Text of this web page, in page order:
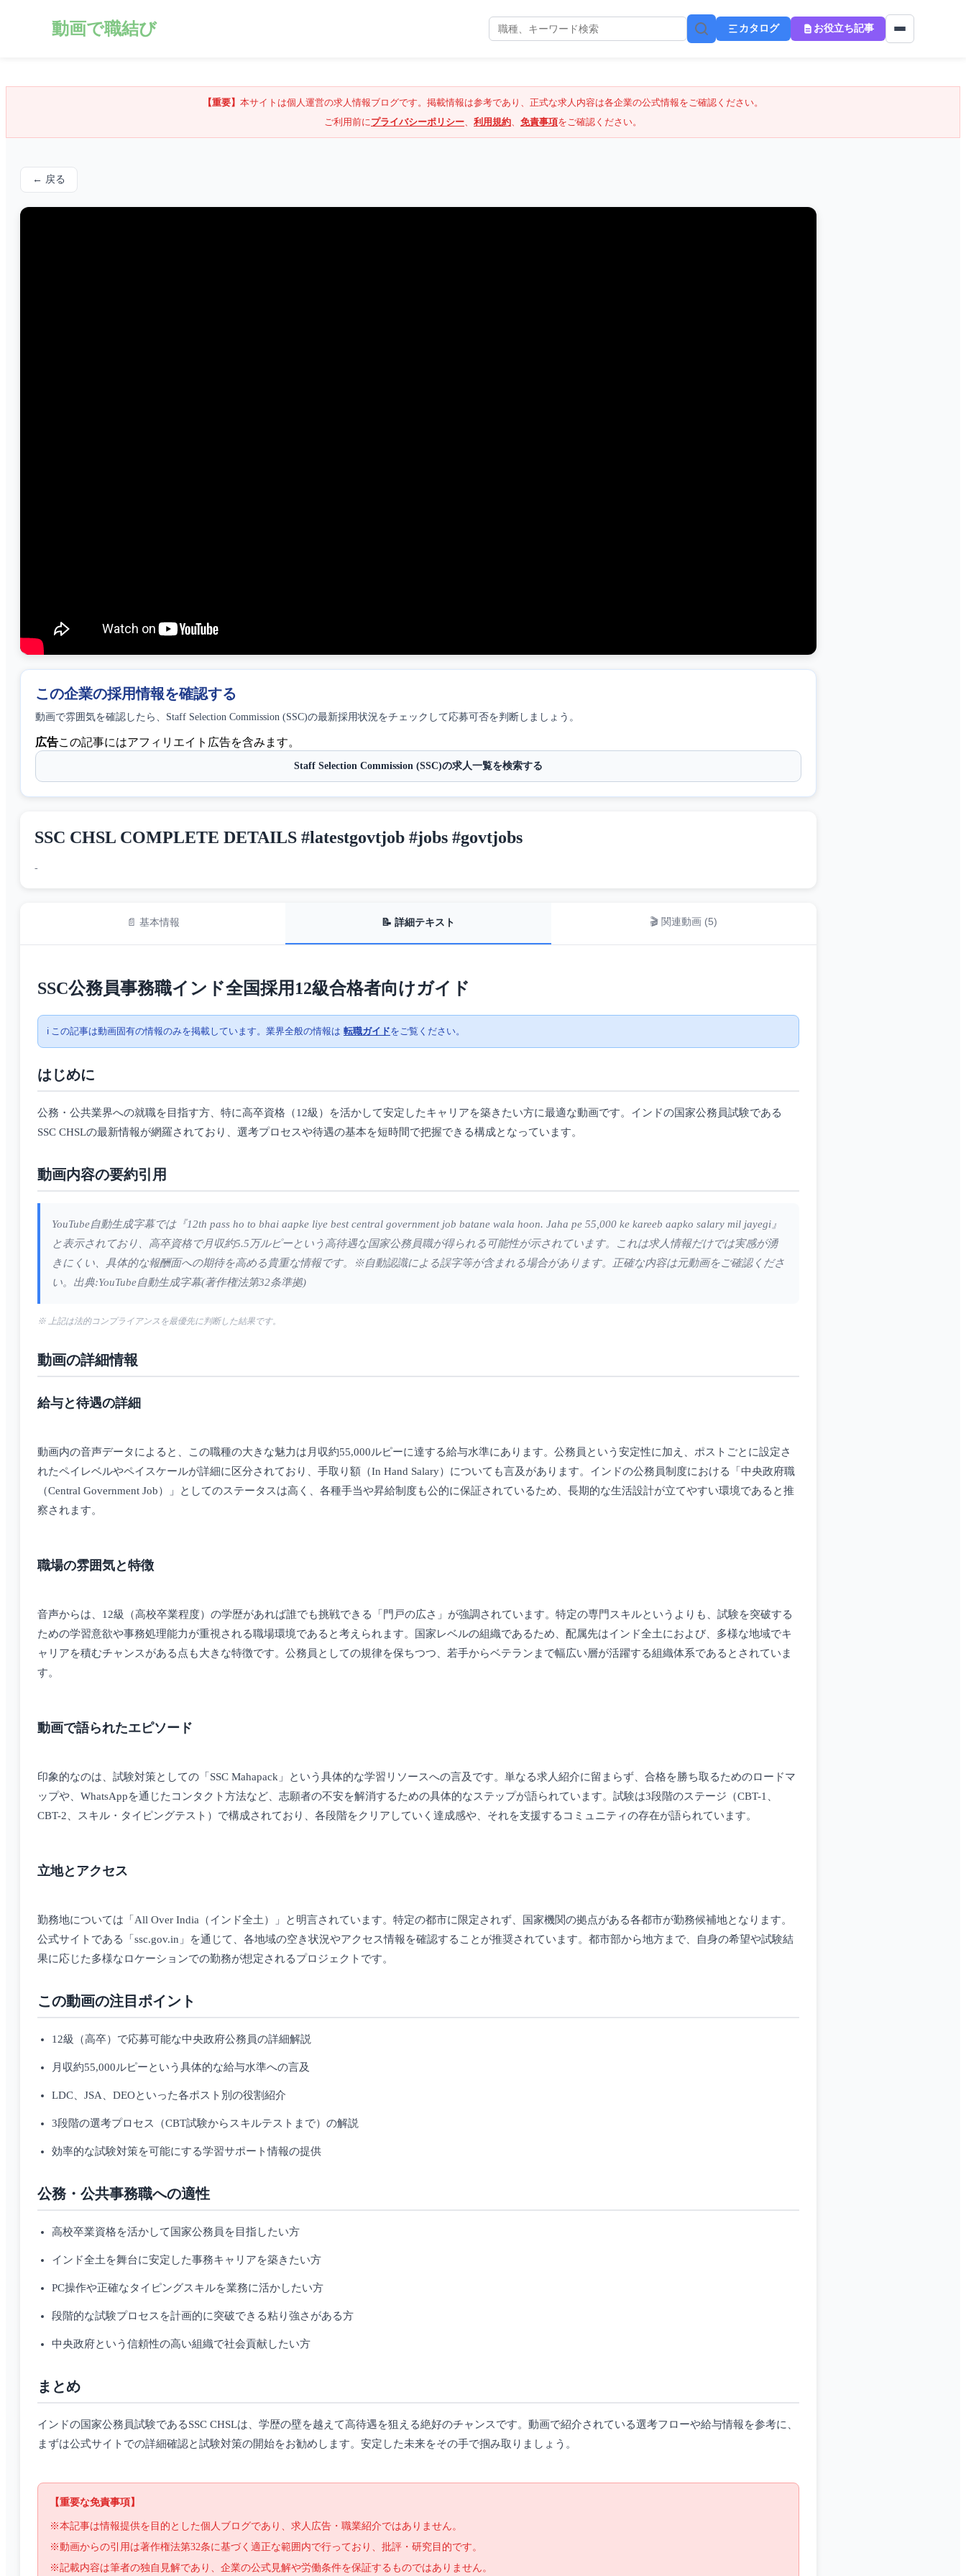
動画で職結び カタログ お役立ち記事
【重要】 本サイトは個人運営の求人情報ブログです。掲載情報は参考であり、正式な求人内容は各企業の公式情報をご確認ください。
ご利用前にプライバシーポリシー、 利用規約、 免責事項をご確認ください。
← 戻る
この企業の採用情報を確認する
動画で雰囲気を確認したら、 Staff Selection Commission (SSC)の最新採用状況をチェックして応募可否を判断しましょう。
広告この記事にはアフィリエイト広告を含みます。
Staff Selection Commission (SSC)の求人一覧を検索する
SSC CHSL COMPLETE DETAILS #latestgovtjob #jobs #govtjobs
-
📄 基本情報 📝 詳細テキスト 🎬 関連動画 (5)
SSC公務員事務職インド全国採用12級合格者向けガイド
ℹ️ この記事は動画固有の情報のみを掲載しています。業界全般の情報は 転職ガイドをご覧ください。
はじめに
公務・公共業界への就職を目指す方、特に高卒資格（12級）を活かして安定したキャリアを築きたい方に最適な動画です。インドの国家公務員試験である
SSC CHSLの最新情報が網羅されており、選考プロセスや待遇の基本を短時間で把握できる構成となっています。
動画内容の要約引用
YouTube自動生成字幕では『12th pass ho to bhai aapke liye best central government job batane wala hoon. Jaha pe 55,000 ke kareeb aapko salary mil jayegi』
と表示されており、高卒資格で月収約5.5万ルピーという高待遇な国家公務員職が得られる可能性が示されています。これは求人情報だけでは実感が湧
きにくい、具体的な報酬面への期待を高める貴重な情報です。※自動認識による誤字等が含まれる場合があります。正確な内容は元動画をご確認くださ
い。出典:YouTube自動生成字幕(著作権法第32条準拠)
※ 上記は法的コンプライアンスを最優先に判断した結果です。
動画の詳細情報
給与と待遇の詳細
動画内の音声データによると、この職種の大きな魅力は月収約55,000ルピーに達する給与水準にあります。公務員という安定性に加え、ポストごとに設定さ
れたペイレベルやペイスケールが詳細に区分されており、手取り額（In Hand Salary）についても言及があります。インドの公務員制度における「中央政府職
（Central Government Job）」としてのステータスは高く、各種手当や昇給制度も公的に保証されているため、長期的な生活設計が立てやすい環境であると推
察されます。
職場の雰囲気と特徴
音声からは、12級（高校卒業程度）の学歴があれば誰でも挑戦できる「門戸の広さ」が強調されています。特定の専門スキルというよりも、試験を突破する
ための学習意欲や事務処理能力が重視される職場環境であると考えられます。国家レベルの組織であるため、配属先はインド全土におよび、多様な地域でキ
ャリアを積むチャンスがある点も大きな特徴です。公務員としての規律を保ちつつ、若手からベテランまで幅広い層が活躍する組織体系であるとされていま
す。
動画で語られたエピソード
印象的なのは、試験対策としての「SSC Mahapack」という具体的な学習リソースへの言及です。単なる求人紹介に留まらず、合格を勝ち取るためのロードマ
ップや、WhatsAppを通じたコンタクト方法など、志願者の不安を解消するための具体的なステップが語られています。試験は3段階のステージ（CBT-1、
CBT-2、スキル・タイピングテスト）で構成されており、各段階をクリアしていく達成感や、それを支援するコミュニティの存在が語られています。
立地とアクセス
勤務地については「All Over India（インド全土）」と明言されています。特定の都市に限定されず、国家機関の拠点がある各都市が勤務候補地となります。
公式サイトである「ssc.gov.in」を通じて、各地域の空き状況やアクセス情報を確認することが推奨されています。都市部から地方まで、自身の希望や試験結
果に応じた多様なロケーションでの勤務が想定されるプロジェクトです。
この動画の注目ポイント
12級（高卒）で応募可能な中央政府公務員の詳細解説
月収約55,000ルピーという具体的な給与水準への言及
LDC、JSA、DEOといった各ポスト別の役割紹介
3段階の選考プロセス（CBT試験からスキルテストまで）の解説
効率的な試験対策を可能にする学習サポート情報の提供
公務・公共事務職への適性
高校卒業資格を活かして国家公務員を目指したい方
インド全土を舞台に安定した事務キャリアを築きたい方
PC操作や正確なタイピングスキルを業務に活かしたい方
段階的な試験プロセスを計画的に突破できる粘り強さがある方
中央政府という信頼性の高い組織で社会貢献したい方
まとめ
インドの国家公務員試験であるSSC CHSLは、学歴の壁を越えて高待遇を狙える絶好のチャンスです。動画で紹介されている選考フローや給与情報を参考に、
まずは公式サイトでの詳細確認と試験対策の開始をお勧めします。安定した未来をその手で掴み取りましょう。
【重要な免責事項】
※本記事は情報提供を目的とした個人ブログであり、求人広告・職業紹介ではありません。
※動画からの引用は著作権法第32条に基づく適正な範囲内で行っており、批評・研究目的です。
※記載内容は筆者の独自見解であり、企業の公式見解や労働条件を保証するものではありません。